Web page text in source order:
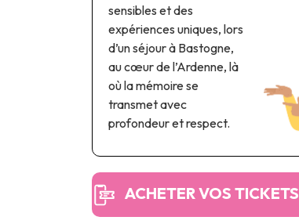
sensibles et des
expériences uniques, lors
d’un séjour à Bastogne,
au cœur de l’Ardenne, là
où la mémoire se
transmet avec
profondeur et respect.
ACHETER VOS TICKETS